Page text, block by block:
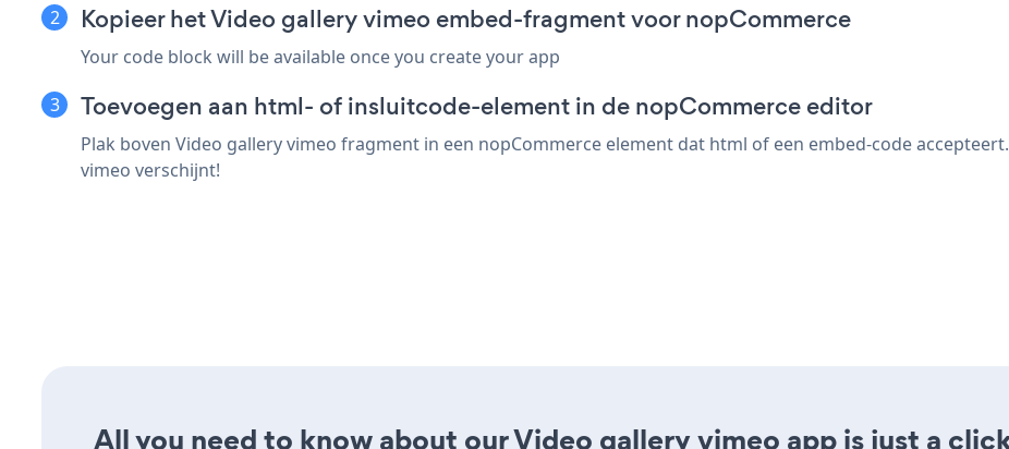
Kopieer het Video gallery vimeo embed-fragment voor nopCommerce
Your code block will be available once you create your app
Toevoegen aan html- of insluitcode-element in de nopCommerce editor
Plak boven Video gallery vimeo fragment in een nopCommerce element dat html of een embed-code
vimeo verschijnt!
All you need to know about our Video gallery vimeo app is just a